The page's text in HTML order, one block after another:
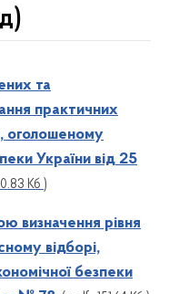
та
практичних
оголошеному
України від 25
Кб )
визначення рівня
відборі,
безпеки